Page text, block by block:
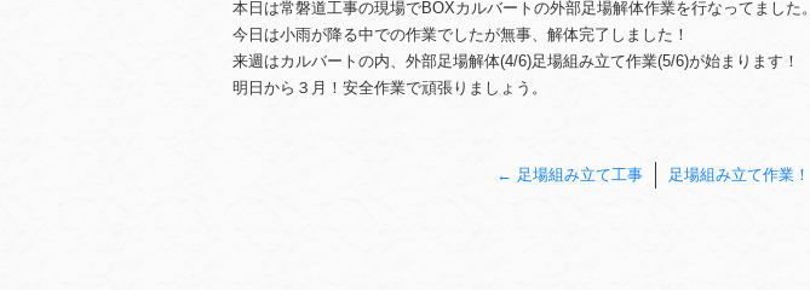
本日は常磐道工事の現場でBOXカルバートの外部足場解体作業を行なってました。
今日は小雨が降る中での作業でしたが無事、解体完了しました！
来週はカルバートの内、外部足場解体(4/6)足場組み立て作業(5/6)が始まります！
明日から３月！安全作業で頑張りましょう。
← 足場組み立て工事 足場組み立て作業！